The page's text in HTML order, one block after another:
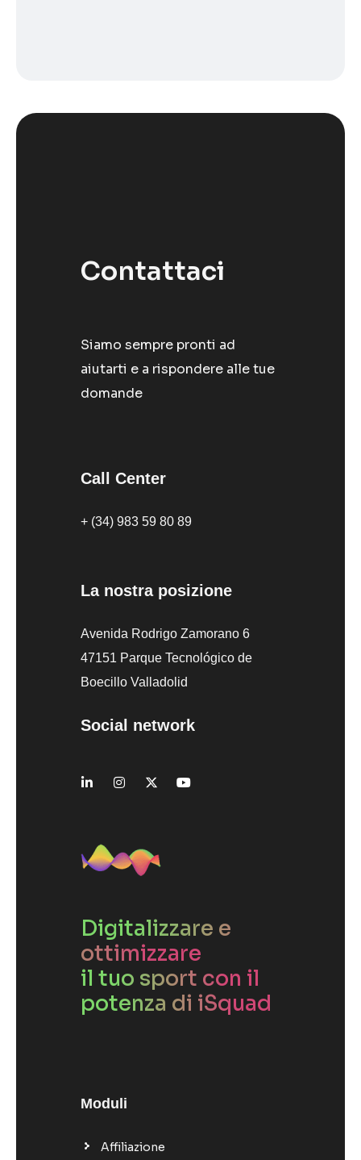
Contattaci
Siamo sempre pronti ad
aiutarti e a rispondere alle tue
domande
Call Center
+ (34) 983 59 80 89
La nostra posizione
Avenida Rodrigo Zamorano 6
47151 Parque Tecnológico de
Boecillo Valladolid
Social network
Digitalizzare e
ottimizzare
il tuo sport con il
potenza di iSquad
Moduli
Affiliazione